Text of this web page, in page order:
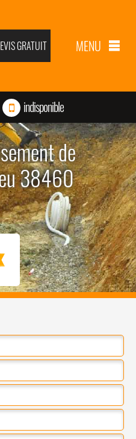
GRATUIT MENU
indisponible
de
38460